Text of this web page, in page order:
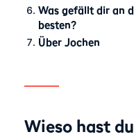
Was gefällt dir an
besten?
Über Jochen
Wieso hast